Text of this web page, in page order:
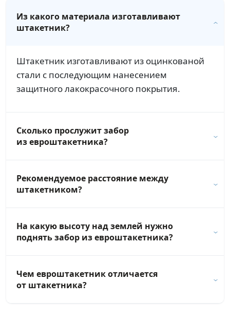
Из какого материала изготавливают
штакетник?
Штакетник изготавливают из оцинкованой
стали с последующим нанесением
защитного лакокрасочного покрытия.
Сколько прослужит забор
из евроштакетника?
Рекомендуемое расстояние между
штакетником?
На какую высоту над землей нужно
поднять забор из евроштакетника?
Чем евроштакетник отличается
от штакетника?